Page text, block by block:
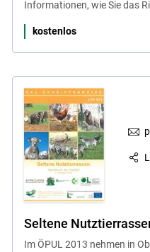
Informationen, wie Sie das
kostenlos
Seltene
Im ÖPUL 2013 nehmen in